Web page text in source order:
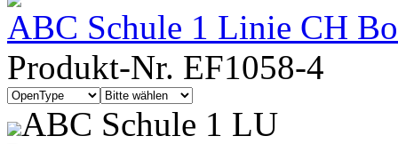
ABC Schule 1 Linie CH
Produkt-Nr. EF1058-4
ABC Schule 1 LU